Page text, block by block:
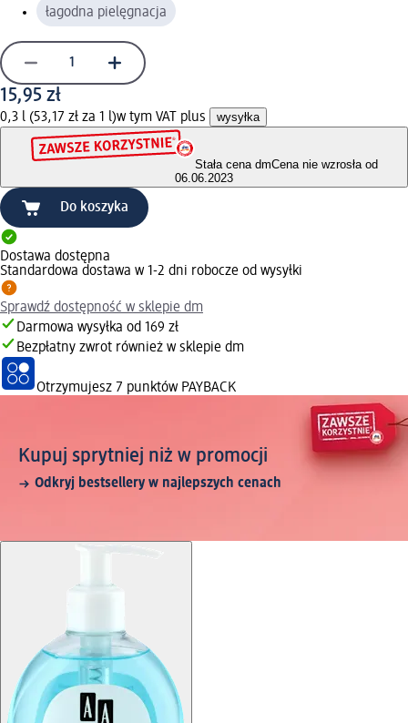
łagodna pielęgnacja
15,95 zł
0,3 l (53,17 zł za 1 l)w tym VAT plus wysyłka
Stała cena dmCena nie wzrosła od
06.06.2023
Do koszyka
Dostawa dostępna
Standardowa dostawa w 1-2 dni robocze od wysyłki
Sprawdź dostępność w sklepie dm
Darmowa wysyłka od 169 zł
Bezpłatny zwrot również w sklepie dm
Otrzymujesz 7 punktów PAYBACK
Kupuj sprytniej niż w promocji
Odkryj bestsellery w najlepszych cenach